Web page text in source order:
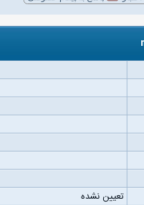
تعیین نشده